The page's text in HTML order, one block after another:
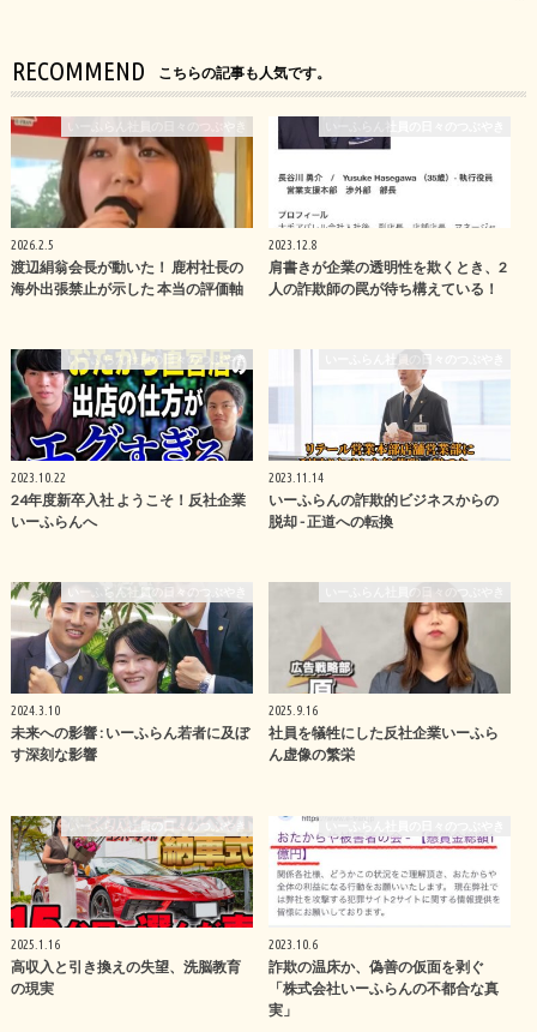
RECOMMEND こちらの記事も人気です。
2026.2.5
渡辺絹翁会長が動いた！ 鹿村社長の
海外出張禁止が示した 本当の評価軸
2023.12.8
肩書きが企業の透明性を欺くとき、2
人の詐欺師の罠が待ち構えている！
いーふらん社員の日々のつぶやき
2023.10.22
24年度新卒入社 ようこそ！反社企業
いーふらんへ
いーふらん社員の日々のつぶやき
2023.11.14
いーふらんの詐欺的ビジネスからの
脱却 - 正道への転換
いーふらん社員の日々のつぶやき
2024.3.10
未来への影響 : いーふらん若者に及ぼ
す深刻な影響
いーふらん社員の日々のつぶやき
2025.9.16
社員を犠牲にした反社企業いーふら
ん虚像の繁栄
いーふらん社員の日々のつぶやき
2025.1.16
高収入と引き換えの失望、洗脳教育
の現実
いーふらん社員の日々のつぶやき
2023.10.6
詐欺の温床か、偽善の仮面を剥ぐ
「株式会社いーふらんの不都合な真
実」